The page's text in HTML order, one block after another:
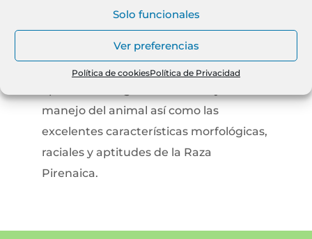
Solo funcionales
Ver preferencias
Política de cookiesPolítica de Privacidad
Técnico Veterinario de ASAPI,
exhibieron ejemplares en la pista del
recinto ferial. En la muestra se pudieron
manejo del animal así como las
excelentes características morfológicas,
raciales y aptitudes de la Raza
Pirenaica.